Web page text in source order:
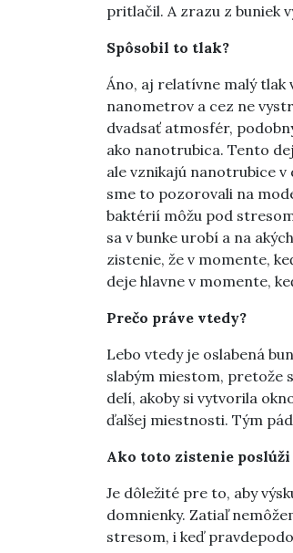
pritlačil. A zrazu z buniek
Spôsobil to tlak?
Áno, aj relatívne malý tlak
nanometrov a cez ne
dvadsať atmosfér,
ako nanotrubica. Tento
ale vznikajú nanotrubice
sme to pozorovali na
baktérií môžu pod
sa v bunke urobí a na
zistenie, že v momente,
deje hlavne v momente,
Prečo práve vtedy?
Lebo vtedy je oslabená
slabým miestom, pretože
delí, akoby si vytvorila
ďalšej miestnosti. Tým
Ako toto zistenie
Je dôležité pre to, aby
domnienky. Zatiaľ
stresom, i keď